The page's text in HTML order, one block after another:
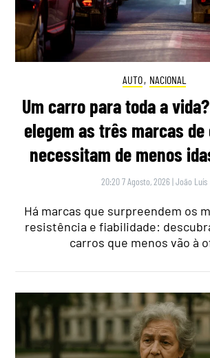
AUTO, NACIONAL
Um carro para toda a
elegem as três marcas
necessitam de menos
20:20 7 Agosto, 2026 |João Luís
Há marcas que surpreendem os
resistência e fiabilidade:
carros que menos vão à